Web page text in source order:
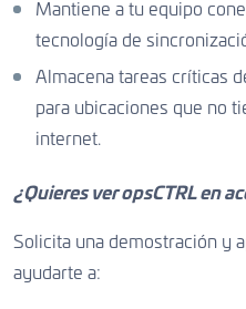
Mantiene a tu equipo
tecnología de
Almacena tareas críticas
para ubicaciones que no
internet.
¿Quieres ver opsCTRL en
Solicita una demostración y
ayudarte a: